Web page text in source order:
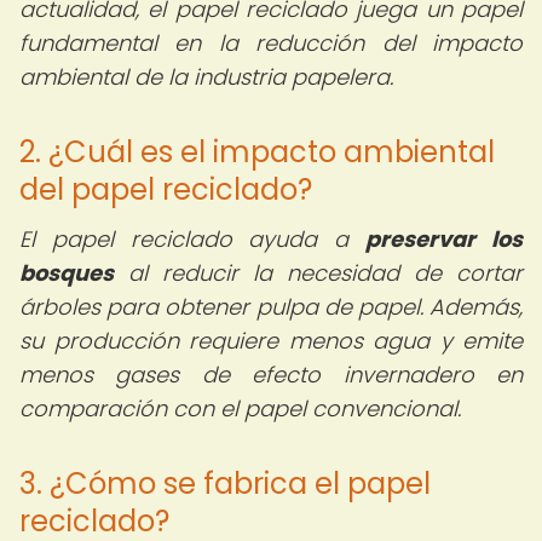
actualidad, el papel reciclado juega un papel
fundamental en la reducción del impacto
ambiental de la industria papelera.
2. ¿Cuál es el impacto ambiental
del papel reciclado?
El papel reciclado ayuda a preservar los
bosquesal reducir la necesidad de cortar
árboles para obtener pulpa de papel. Además,
su producción requiere menos agua y emite
menos gases de efecto invernadero en
comparación con el papel convencional.
3. ¿Cómo se fabrica el papel
reciclado?